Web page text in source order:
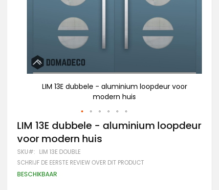
LIM 13E dubbele - aluminium loopdeur voor
modern huis
Ga
naar
het
begin
van
de
afbeeldingen-
LIM 13E dubbele - aluminium loopdeur
voor modern huis
SKU LIM 13E DOUBLE
SCHRIJF DE EERSTE REVIEW OVER DIT PRODUCT
BESCHIKBAAR